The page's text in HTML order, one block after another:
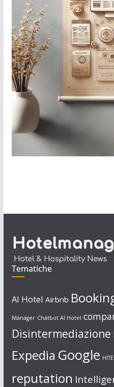
Tematiche
AI Hotel Airbnb
Manager Chatbot AI Hotel
Disintermediazione
Expedia Google
reputation